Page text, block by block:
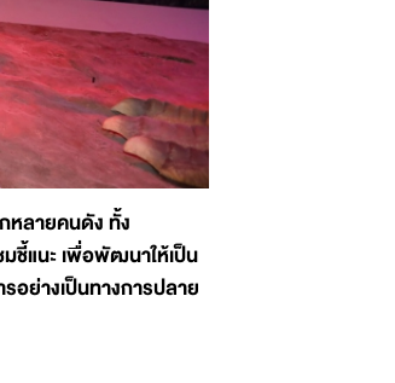
หลายคนดัง ทั้ง
แนะ เพื่อพัฒนาให้เป็น
ย่างเป็นทางการปลาย